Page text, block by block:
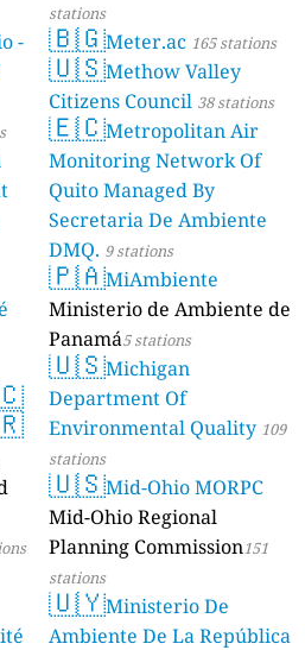
-
stations
🇧🇬Meter.ac 165 stations
🇺🇸Methow Valley
Citizens Council 38 stations
🇪🇨Metropolitan Air
Monitoring Network Of
Quito Managed By
Secretaria De Ambiente
DMQ. 9 stations
🇵🇦MiAmbiente
Ministerio de Ambiente de
Panamá5 stations
🇺🇸Michigan
Department Of
Environmental Quality 109
stations
🇺🇸Mid-Ohio MORPC
Mid-Ohio Regional
Planning Commission151
stations
🇺🇾Ministerio De
Ambiente De La República